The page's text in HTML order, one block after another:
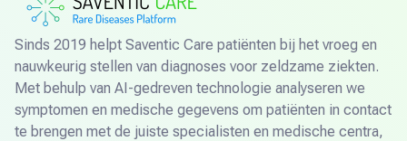
Sinds 2019 helpt Saventic Care patiënten bij het vroeg en
nauwkeurig stellen van diagnoses voor zeldzame ziekten.
Met behulp van AI-gedreven technologie analyseren we
symptomen en medische gegevens om patiënten in contact
te brengen met de juiste specialisten en medische centra,